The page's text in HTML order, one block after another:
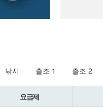
낚시 출조 1 출조 2
요금제